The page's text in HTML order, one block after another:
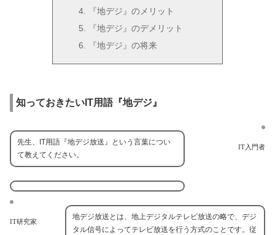
『地デジ』のメリット
『地デジ』のデメリット
『地デジ』の将来
知っておきたいIT用語『地デジ』
IT入門者
先生、IT用語『地デジ放送』という言葉につい
て教えてください。
IT研究家
地デジ放送とは、地上デジタルテレビ放送の略で、デジ
タル信号によってテレビ放送を行う方式のことです。従